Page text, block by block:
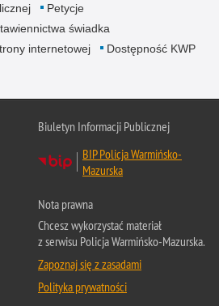
Petycje
świadka
internetowej
Dostępność KWP
Biuletyn Informacji Publicznej
BIP Policja Warmińsko-
Mazurska
Nota prawna
Chcesz wykorzystać materiał
z serwisu Policja Warmińsko-Mazurska.
Zapoznaj się z zasadami
Polityka prywatności